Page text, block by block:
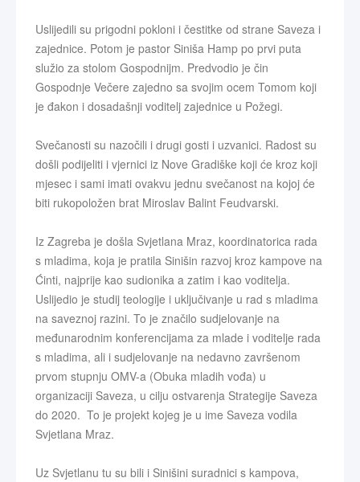
Uslijedili su prigodni pokloni i čestitke od strane Saveza i
zajednice. Potom je pastor Siniša Hamp po prvi puta
služio za stolom Gospodnijm. Predvodio je čin
Gospodnje Večere zajedno sa svojim ocem Tomom koji
je đakon i dosadašnji voditelj zajednice u Požegi.
Svečanosti su nazočili i drugi gosti i uzvanici. Radost su
došli podijeliti i vjernici iz Nove Gradiške koji će kroz koji
mjesec i sami imati ovakvu jednu svečanost na kojoj će
biti rukopoložen brat Miroslav Balint Feudvarski.
Iz Zagreba je došla Svjetlana Mraz, koordinatorica rada
s mladima, koja je pratila Sinišin razvoj kroz kampove na
Ćinti, najprije kao sudionika a zatim i kao voditelja.
Uslijedio je studij teologije i uključivanje u rad s mladima
na saveznoj razini. To je značilo sudjelovanje na
međunarodnim konferencijama za mlade i voditelje rada
s mladima, ali i sudjelovanje na nedavno završenom
prvom stupnju OMV-a (Obuka mladih vođa) u
organizaciji Saveza, u cilju ostvarenja Strategije Saveza
do 2020. To je projekt kojeg je u ime Saveza vodila
Svjetlana Mraz.
Uz Svjetlanu tu su bili i Sinišini suradnici s kampova,